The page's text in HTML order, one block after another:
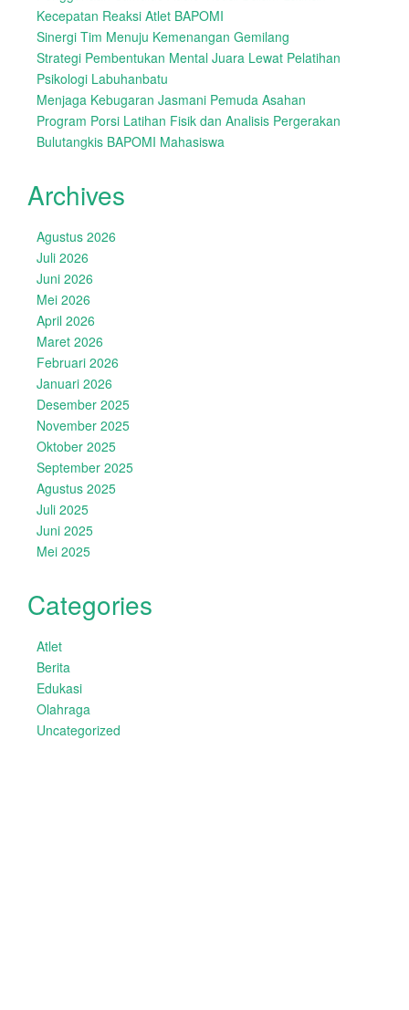
Kecepatan Reaksi Atlet BAPOMI
Sinergi Tim Menuju Kemenangan Gemilang
Strategi Pembentukan Mental Juara Lewat Pelatihan
Psikologi Labuhanbatu
Menjaga Kebugaran Jasmani Pemuda Asahan
Program Porsi Latihan Fisik dan Analisis Pergerakan
Bulutangkis BAPOMI Mahasiswa
Archives
Agustus 2026
Juli 2026
Juni 2026
Mei 2026
April 2026
Maret 2026
Februari 2026
Januari 2026
Desember 2025
November 2025
Oktober 2025
September 2025
Agustus 2025
Juli 2025
Juni 2025
Mei 2025
Categories
Atlet
Berita
Edukasi
Olahraga
Uncategorized